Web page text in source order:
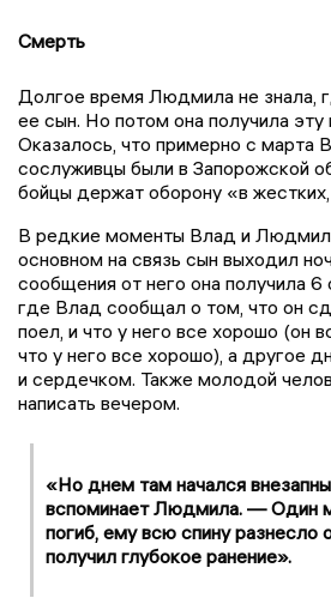
Смерть
Долгое время Людмила не знала,
ее сын. Но потом она получила
Оказалось, что примерно с марта
сослуживцы были в Запорожской
бойцы держат оборону «в
В редкие моменты Влад и
основном на связь сын выходил
сообщения от него она получила 6
где Влад сообщал о том, что он
поел, и что у него все хорошо (он
что у него все хорошо), а другое
и сердечком. Также молодой
написать вечером.
«Но днем там начался
вспоминает Людмила. —Один
погиб, ему всю спину разнесло
получил глубокое ранение».